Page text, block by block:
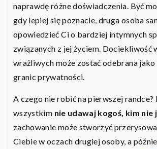
naprawdę różne doświadczenia. Być
gdy lepiej się poznacie, druga osoba
opowiedzieć Ci o bardziej intymnych
związanych z jej życiem. Dociekliwość
wrażliwych może zostać odebrana jako
granic prywatności.
A czego nie robić na pierwszej randce?
wszystkim nie udawaj kogoś, kim nie
zachowanie może stworzyć
Ciebie w oczach drugiej osoby, a